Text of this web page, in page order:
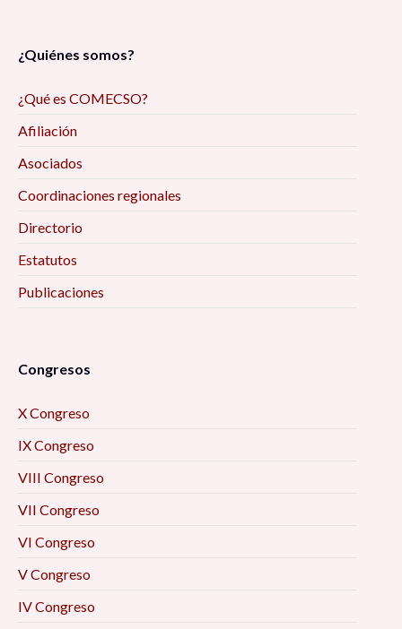
¿Quiénes somos?
¿Qué es COMECSO?
Afiliación
Asociados
Coordinaciones regionales
Directorio
Estatutos
Publicaciones
Congresos
X Congreso
IX Congreso
VIII Congreso
VII Congreso
VI Congreso
V Congreso
IV Congreso